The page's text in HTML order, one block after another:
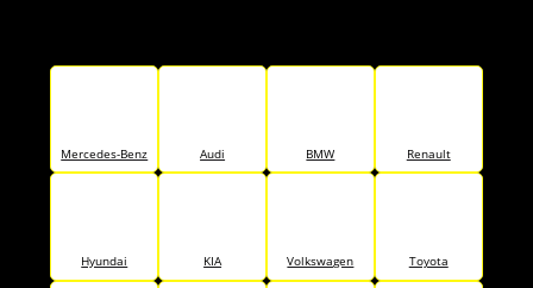
Mercedes-Benz Audi BMW Renault
Hyundai KIA Volkswagen Toyota